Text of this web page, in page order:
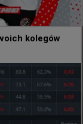
kolegów